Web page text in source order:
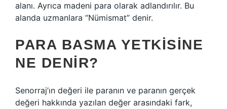
alanı. Ayrıca madeni para olarak adlandırılır. Bu
alanda uzmanlara “Nümismat” denir.
PARA BASMA YETKISINE
NE DENIR?
Senorraj’ın değeri ile paranın ve paranın gerçek
değeri hakkında yazılan değer arasındaki fark,